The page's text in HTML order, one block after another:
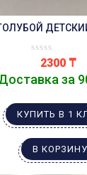
2300 ₸
за
КУПИТЬ В 1
В КОРЗИНУ